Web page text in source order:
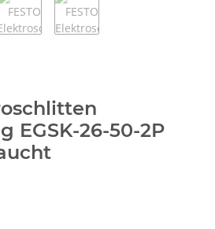
EGSK-26-50-2P